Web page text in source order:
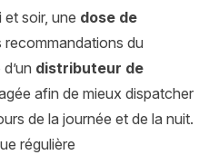
et soir, une dose de
recommandations du
distributeur de
afin de mieux dispatcher
de la journée et de la nuit.
régulière